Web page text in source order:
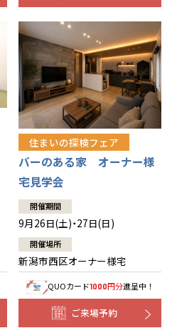
住まいの探検フェア
バーのある家 オーナー様
宅見学会
開催期間
9月26日(土)・27日(日)
開催場所
新潟市西区オーナー様宅
QUOカード1000円分進呈中！
ご来場予約